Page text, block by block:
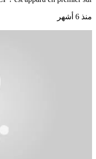
modifier les
du compte CCP ?
Algérie Poste multiplie les
le cadre réglementaire et les
Dans cette optique […]